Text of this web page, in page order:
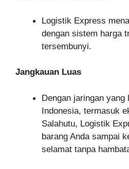
Logistik Express
dengan sistem harga
tersembunyi.
Jangkauan Luas
Dengan jaringan yang
Indonesia, termasuk
Salahutu, Logistik
barang Anda sampai
selamat tanpa